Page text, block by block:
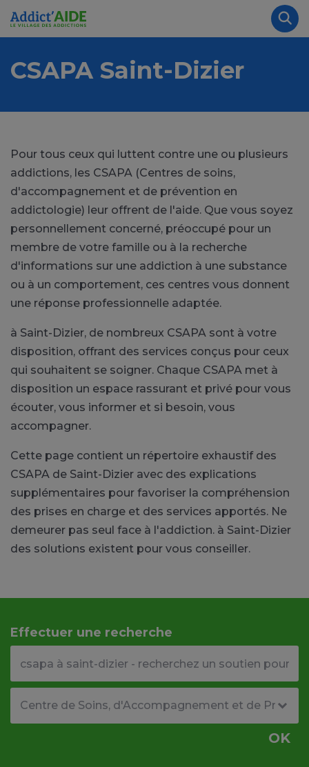
Aller au contenu principal
CSAPA Saint-Dizier
Pour tous ceux qui luttent contre une ou plusieurs
addictions, les CSAPA (Centres de soins,
d'accompagnement et de prévention en
addictologie) leur offrent de l'aide. Que vous soyez
personnellement concerné, préoccupé pour un
membre de votre famille ou à la recherche
d'informations sur une addiction à une substance
ou à un comportement, ces centres vous donnent
une réponse professionnelle adaptée.
à Saint-Dizier, de nombreux CSAPA sont à votre
disposition, offrant des services conçus pour ceux
qui souhaitent se soigner. Chaque CSAPA met à
disposition un espace rassurant et privé pour vous
écouter, vous informer et si besoin, vous
accompagner.
Cette page contient un répertoire exhaustif des
CSAPA de Saint-Dizier avec des explications
supplémentaires pour favoriser la compréhension
des prises en charge et des services apportés. Ne
demeurer pas seul face à l'addiction. à Saint-Dizier
des solutions existent pour vous conseiller.
Effectuer une recherche
OK
Panneau de gestion des cookies